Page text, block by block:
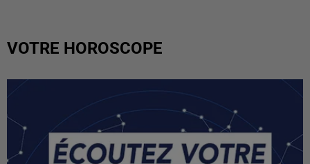
VOTRE HOROSCOPE